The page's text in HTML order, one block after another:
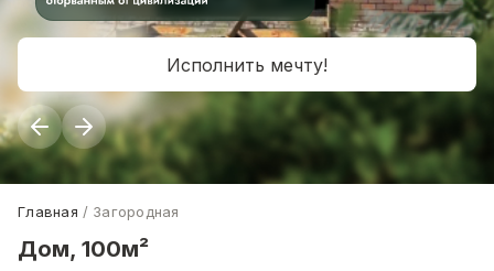
Исполнить мечту!
Главная Загородная
Дом, 100м²